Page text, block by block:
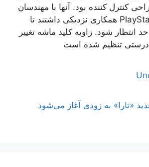
کنترل کننده بود. آنها با مهندسان
سخت افزار PlayStation همکاری نزدیکی داشتند تا
انتظار شود. زاویه کلید ماشه تغییر
تنظیم شده است
«تارا» به زودی آغاز می‌شود